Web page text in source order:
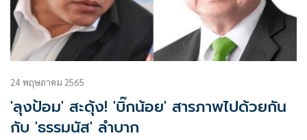
24 พฤษภาคม 2565
'ลุงป้อม' สะดุ้ง! 'บิ๊กน้อย' สารภาพไปด้วยกัน
กับ 'ธรรมนัส' ลำบาก